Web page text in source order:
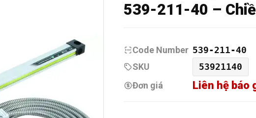
539-211-40 –
Code Number 539-211-40
SKU
53921140
Đơn giá
Liên hệ báo